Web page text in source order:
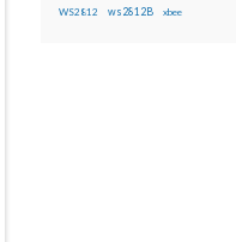
WS2812 ws2812B xbee